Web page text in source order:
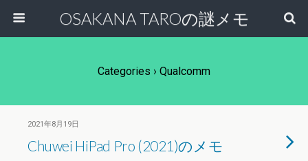
OSAKANA TAROの謎メモ
Categories › Qualcomm
2021年8月19日
Chuwei HiPad Pro (2021)のメモ